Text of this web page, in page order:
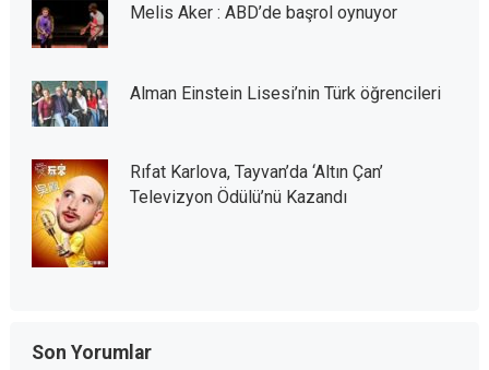
Melis Aker : ABD’de başrol oynuyor
Alman Einstein Lisesi’nin Türk öğrencileri
Rıfat Karlova, Tayvan’da ‘Altın Çan’
Televizyon Ödülü’nü Kazandı
Son Yorumlar